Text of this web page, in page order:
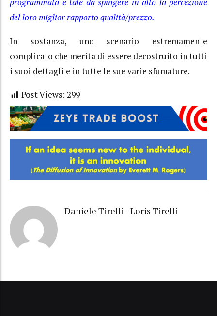
programmata e tale da spingere in alto la percezione
del loro miglior rapporto qualità/prezzo.
In sostanza, uno scenario estremamente
complicato che merita di essere decostruito in tutti
i suoi dettagli e in tutte le sue varie sfumature.
Post Views: 299
Daniele Tirelli - Loris Tirelli